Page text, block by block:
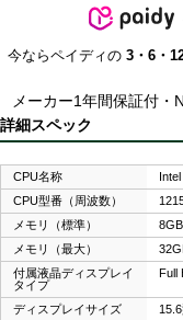
今ならペイディの 3・6・
メーカー1年間保証付・
詳細スペック
CPU名称
CPU型番（周波数）
メモリ（標準）
8GB
メモリ（最大）
付属液晶ディスプレイ
タイプ
Full
ディスプレイサイズ